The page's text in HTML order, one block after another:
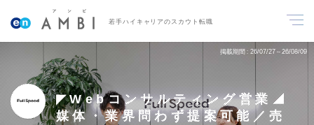
若手ハイキャリアのスカウト転職
掲載期間 26/07/27～26/08/09
◤Webコンサルティング営業◢
媒体・業界問わず提案可能／売